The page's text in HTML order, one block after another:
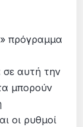
πρόγραμμα
σε αυτή την
μπορούν
οι ρυθμοί